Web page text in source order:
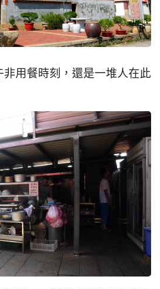
用餐時刻，還是一堆人在此